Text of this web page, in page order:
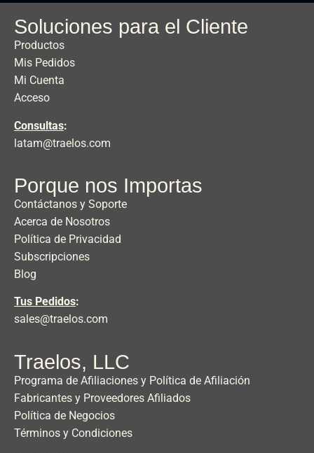
Soluciones para el Cliente
Productos
Mis Pedidos
Mi Cuenta
Acceso
Consultas:
latam@traelos.com
Porque nos Importas
Contáctanos y Soporte
Acerca de Nosotros
Política de Privacidad
Subscripciones
Blog
Tus Pedidos:
sales@traelos.com
Traelos, LLC
Programa de Afiliaciones y Política de Afiliación
Fabricantes y Proveedores Afiliados
Política de Negocios
Términos y Condiciones